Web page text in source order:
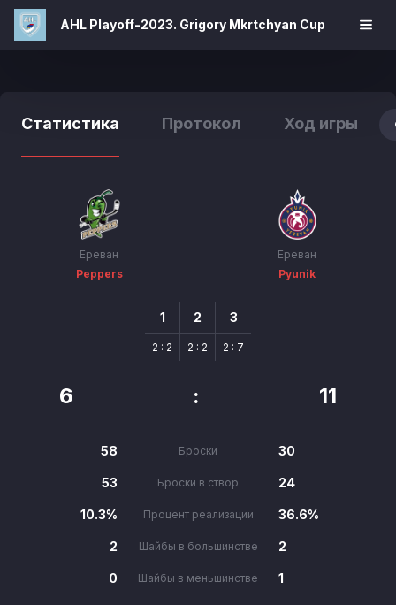
AHL Playoff-2023. Grigory Mkrtchyan Cup
Статистика Протокол Ход игры
Ереван
Peppers
Ереван
Pyunik
1
2 : 2
2
2 : 2
3
2 : 7
6 : 11
58 Броски 30
53 Броски в створ 24
10.3% Процент реализации 36.6%
2 Шайбы в большинстве 2
0 Шайбы в меньшинстве 1